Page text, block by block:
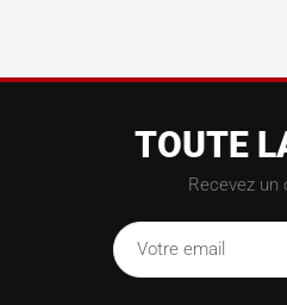
TOUTE
Recevez un
Votre email